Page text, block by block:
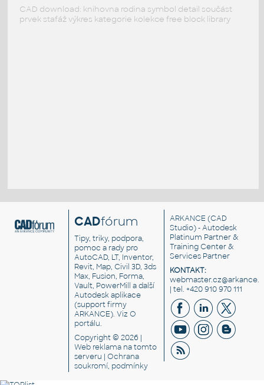
CAD download: knihovna rodina symbol detail součást
prvek stafáž výkres kategorie kolekce free block library
CADfórum
Tipy, triky, podpora,
pomoc a rady pro
AutoCAD, LT, Inventor,
Revit, Map, Civil 3D, 3ds
Max, Fusion, Forma,
Vault, PowerMill a další
Autodesk aplikace
(support firmy
ARKANCE). VizO
portálu.
Copyright © 2026 |
Web reklama na tomto
serveru |Ochrana
soukromí, podmínky
ARKANCE (CAD
Studio) - Autodesk
Platinum Partner &
Training Center &
Services Partner
KONTAKT:
| tel. +420 910 970 111